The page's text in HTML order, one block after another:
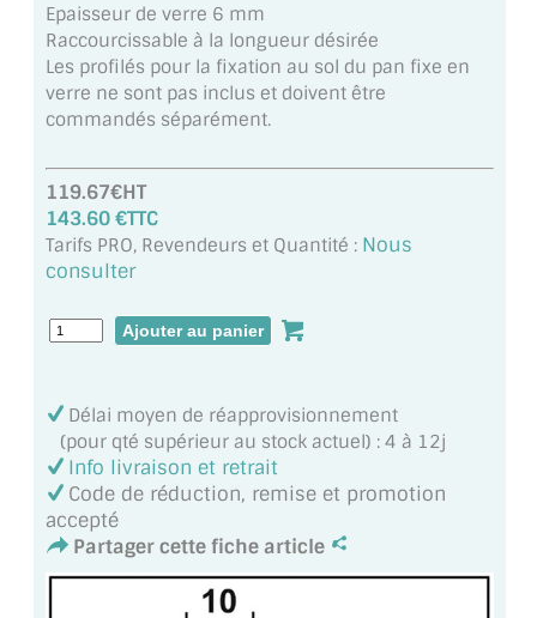
MIROIR POUR PORTE
MIROIR DE SALLE DE BAIN
MIROIR POUR SALLE DE SPORT
MIROIR POUR SALLE DE DANSE
VERRE SUR MESURE
VERRE EXTRACLAIR
VERRE TREMPÉ (SÉCURIT)
PAROI DE DOUCHE
Epaisseur de verre 6 mm
Raccourcissable à la longueur désirée
Les profilés pour la fixation au sol du pan fixe en
verre ne sont pas inclus et doivent être
commandés séparément.
119.67€HT
143.60 €TTC
Tarifs PRO, Revendeurs et Quantité : Nous
consulter
Délai moyen de réapprovisionnement
(pour qté supérieur au stock actuel) : 4 à 12j
Info livraison et retrait
Code de réduction, remise et promotion
accepté
Partager cette fiche article